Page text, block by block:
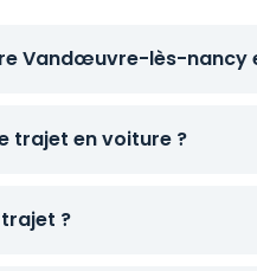
Vandœuvre-lès-nancy
trajet en voiture ?
?